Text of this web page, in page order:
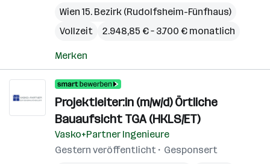
Wien 15. Bezirk (Rudolfsheim-Fünfhaus)
Vollzeit
2.948,85 € – 3.700 € monatlich
Merken
Projektleiter:in (m/w/d) Örtliche
Bauaufsicht TGA (HKLS/ET)
Vasko+Partner Ingenieure
Gestern veröffentlicht
Gesponsert